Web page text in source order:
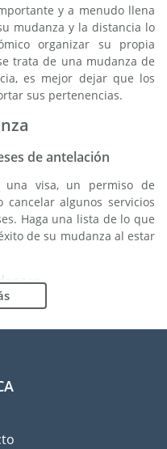
y a menudo llena
mudanza y la distancia lo
organizar su propia
trata de una mudanza de
es mejor dejar que los
sus pertenencias.
de antelación
una visa, un permiso de
algunos servicios
Haga una lista de lo que
de su mudanza al estar
de mudanzas son
de expatriación a Yibuti.
paquetes de envoltura